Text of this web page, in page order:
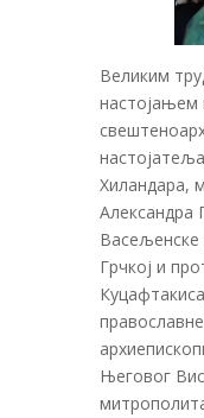
Великим
настојањем
Хиландара,
Александра
Васељенске
Грчкој и
Његовог